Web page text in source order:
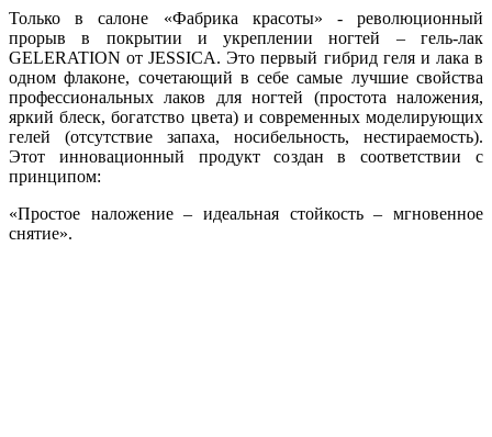
Только в салоне «Фабрика красоты» - революционный
прорыв в покрытии и укреплении ногтей – гель-лак
GELERATION от JESSICA. Это первый гибрид геля и лака в
одном флаконе, сочетающий в себе самые лучшие свойства
профессиональных лаков для ногтей (простота наложения,
яркий блеск, богатство цвета) и современных моделирующих
гелей (отсутствие запаха, носибельность, нестираемость).
Этот инновационный продукт создан в соответствии с
принципом:
«Простое наложение – идеальная стойкость – мгновенное
снятие».